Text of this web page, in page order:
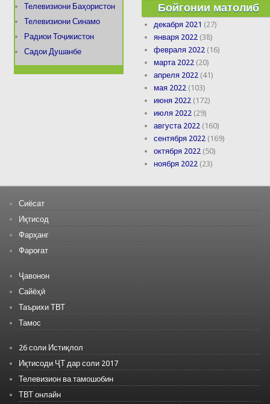
Телевизиони Баҳористон
Телевизиони Синамо
Радиои Тоҷикистон
Садои Душанбе
Бойгонии матолиб
декабря 2021 (27)
января 2022 (38)
февраля 2022 (16)
марта 2022 (20)
апреля 2022 (41)
мая 2022 (103)
июня 2022 (172)
июля 2022 (29)
августа 2022 (160)
сентября 2022 (169)
октября 2022 (50)
ноября 2022 (23)
Сиёсат
Иқтисод
Фарҳанг
Фароғат
Ҷавонон
Сайёҳӣ
Таърихи ТВТ
Тамос
26 соли Истиқлол
Иқтисоди ҶТ дар соли 2017
Телевизион ва тамошобин
ТВТ онлайн